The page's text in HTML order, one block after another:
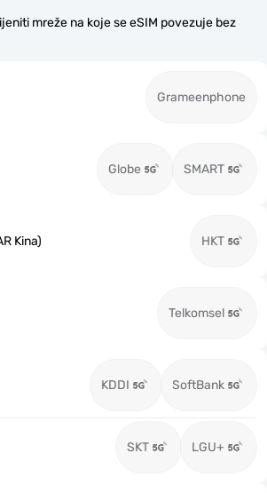
mreže na koje se eSIM povezuje bez
Grameenphone
Globe SMART
Kina) HKT
Telkomsel
KDDI SoftBank
SKT LGU+